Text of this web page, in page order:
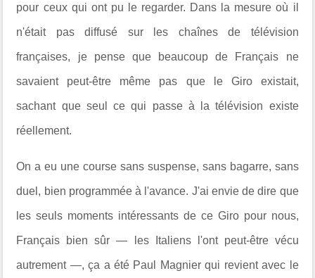
pour ceux qui ont pu le regarder. Dans la mesure où il
n'était pas diffusé sur les chaînes de télévision
françaises, je pense que beaucoup de Français ne
savaient peut-être même pas que le Giro existait,
sachant que seul ce qui passe à la télévision existe
réellement.
On a eu une course sans suspense, sans bagarre, sans
duel, bien programmée à l'avance. J'ai envie de dire que
les seuls moments intéressants de ce Giro pour nous,
Français bien sûr — les Italiens l'ont peut-être vécu
autrement —, ça a été Paul Magnier qui revient avec le